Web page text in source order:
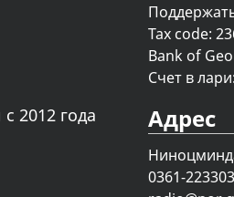
2012 года
Tax code:
Bank of
Счет в
Адрес
0361-223303